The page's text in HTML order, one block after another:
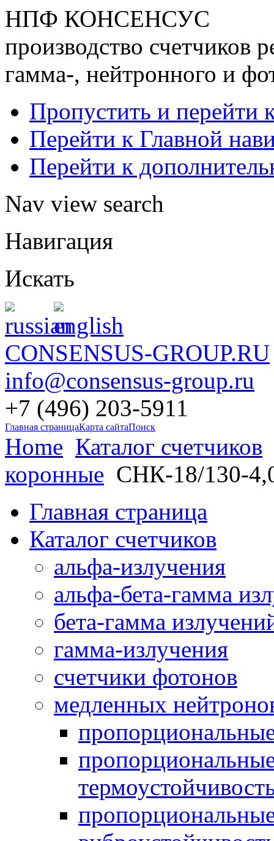
НПФ КОНСЕНСУС
производство счетчиков
гамма-, нейтронного и
Пропустить и перейти
Перейти к Главной
Перейти к
Nav view search
Навигация
Искать
CONSENSUS-GROUP.RU
info@consensus-group.ru
+7 (496) 203-5911
Главная страницаКарта сайтаПоиск
Home Каталог счетчиков
коронные СНК-18/130-
Главная страница
Каталог счетчиков
альфа-излучения
альфа-бета-гамма
бета-гамма
гамма-излучения
счетчики фотонов
медленных